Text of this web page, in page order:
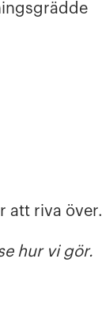
att riva över.
hur vi gör.